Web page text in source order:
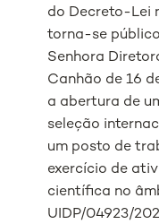
do Decreto-Lei
torna-se
Senhora
Canhão de 16
a abertura de
seleção
um posto de
exercício de
científica no
UIDP/04923/